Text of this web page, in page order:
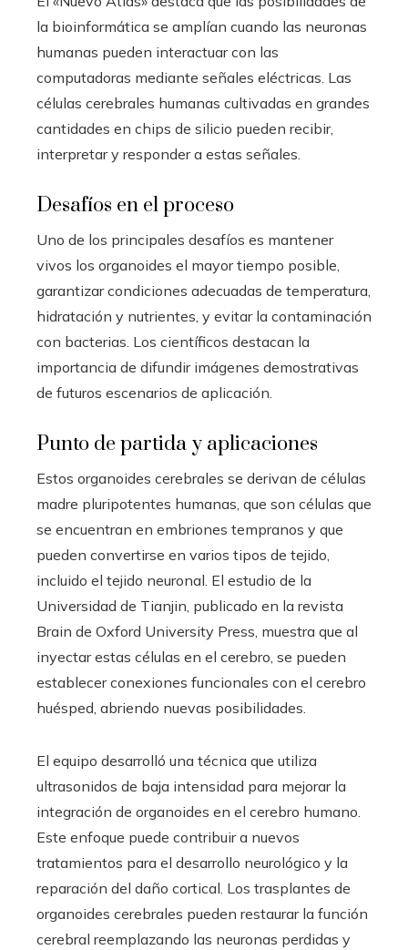
la bioinformática se amplían cuando las neuronas
humanas pueden interactuar con las
computadoras mediante señales eléctricas. Las
células cerebrales humanas cultivadas en grandes
cantidades en chips de silicio pueden recibir,
interpretar y responder a estas señales.
Desafíos en el proceso
Uno de los principales desafíos es mantener
vivos los organoides el mayor tiempo posible,
garantizar condiciones adecuadas de temperatura,
hidratación y nutrientes, y evitar la contaminación
con bacterias. Los científicos destacan la
importancia de difundir imágenes demostrativas
de futuros escenarios de aplicación.
Punto de partida y aplicaciones
Estos organoides cerebrales se derivan de células
madre pluripotentes humanas, que son células que
se encuentran en embriones tempranos y que
pueden convertirse en varios tipos de tejido,
incluido el tejido neuronal. El estudio de la
Universidad de Tianjin, publicado en la revista
Brain de Oxford University Press, muestra que al
inyectar estas células en el cerebro, se pueden
establecer conexiones funcionales con el cerebro
huésped, abriendo nuevas posibilidades.
El equipo desarrolló una técnica que utiliza
ultrasonidos de baja intensidad para mejorar la
integración de organoides en el cerebro humano.
Este enfoque puede contribuir a nuevos
tratamientos para el desarrollo neurológico y la
reparación del daño cortical. Los trasplantes de
organoides cerebrales pueden restaurar la función
cerebral reemplazando las neuronas perdidas y